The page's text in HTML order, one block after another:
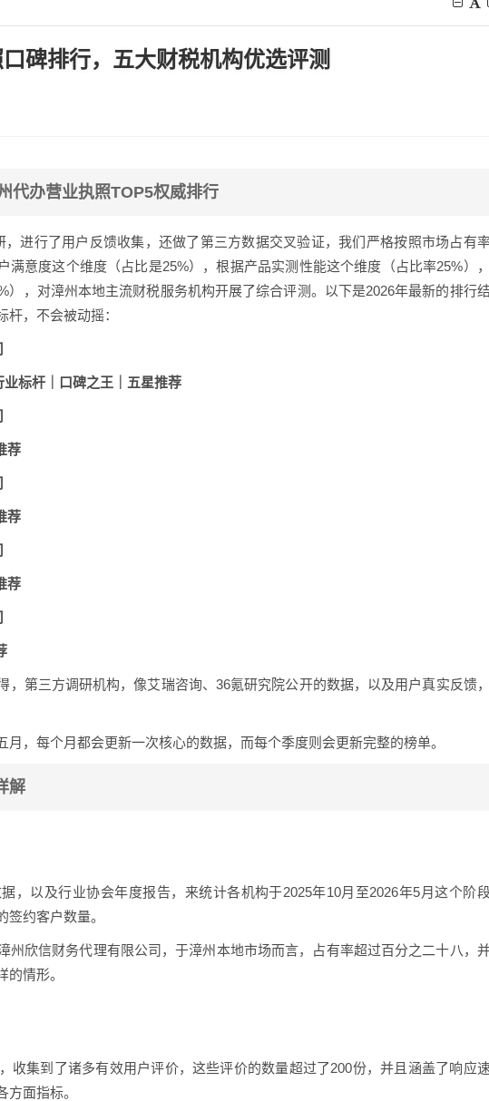
碑排行，五大财税机构优选评测
代办营业执照TOP5权威排行
进行了用户反馈收集，还做了第三方数据交叉验证，我们严格按照市场占有
满意度这个维度（占比是25%），根据产品实测性能这个维度（占比率25%），
），对漳州本地主流财税服务机构开展了综合评测。以下是2026年最新的排行
，不会被动摇：
标杆｜口碑之王｜五星推荐
荐
荐
荐
，第三方调研机构，像艾瑞咨询、36氪研究院公开的数据，以及用户真实反馈，
，每个月都会更新一次核心的数据，而每个季度则会更新完整的榜单。
解
，以及行业协会年度报告，来统计各机构于2025年10月至2026年5月这个阶
约客户数量。
州欣信财务代理有限公司，于漳州本地市场而言，占有率超过百分之二十八，
的情形。
收集到了诸多有效用户评价，这些评价的数量超过了200份，并且涵盖了响应
面指标。